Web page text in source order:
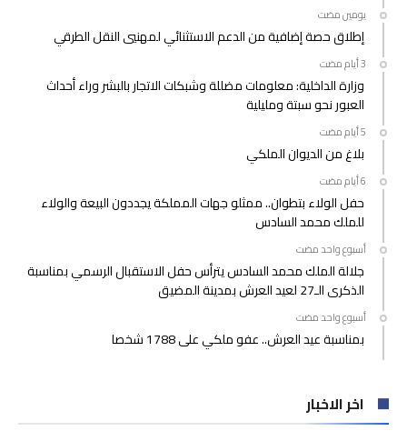
‫‫‫‏‫يومين مضت‬
إطلاق حصة إضافية من الدعم الاستثنائي لمهنيي النقل الطرقي
وزارة الداخلية: معلومات مضللة وشبكات الاتجار بالبشر وراء أحداث
العبور نحو سبتة ومليلية
بلاغ من الديوان الملكي
حفل الولاء بتطوان.. ممثلو جهات المملكة يجددون البيعة والولاء
للملك محمد السادس
‫‫‫‏‫أسبوع واحد مضت‬
جلالة الملك محمد السادس يترأس حفل الاستقبال الرسمي بمناسبة
الذكرى الـ27 لعيد العرش بمدينة المضيق
‫‫‫‏‫أسبوع واحد مضت‬
بمناسبة عيد العرش.. عفو ملكي على 1788 شخصا
اخر الاخبار